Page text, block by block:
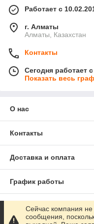
Работает с
г. Алматы
Алматы, Казахстан
Контакты
Сегодня работает
Показать весь
О нас
Контакты
Доставка и оплата
График работы
Полная версия сайта
Сейчас компания не
сообщения,